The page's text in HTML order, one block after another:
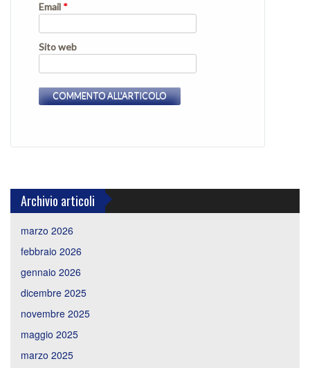
Email *
Sito web
Archivio articoli
marzo 2026
febbraio 2026
gennaio 2026
dicembre 2025
novembre 2025
maggio 2025
marzo 2025